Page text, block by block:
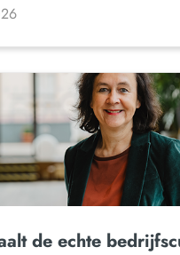
de echte